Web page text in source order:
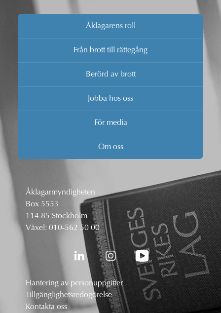
Åklagarens roll
Från brott till rättegång
Berörd av brott
Jobba hos oss
För media
Om oss
Åklagarmyndigheten
Box 5553
114 85 Stockholm
Växel: 010-562 50 00
Hantering av personuppgifter
Tillgänglighetsredogörelse
Kontakta oss